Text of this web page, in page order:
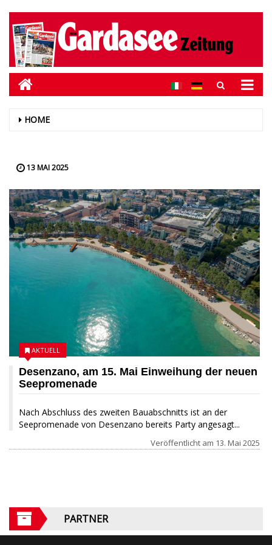
HOME
13 MAI 2025
Desenzano, am 15. Mai Einweihung der neuen
Seepromenade
Nach Abschluss des zweiten Bauabschnitts ist an der
Seepromenade von Desenzano bereits Party angesagt...
AKTUELL
Veröffentlicht am 13. Mai 2025
PARTNER